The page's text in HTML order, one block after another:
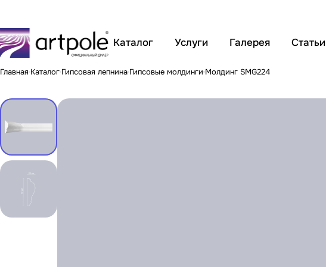
Каталог Услуги Галерея Статьи
Главная Каталог Гипсовая лепнина Гипсовые молдинги Молдинг SMG224